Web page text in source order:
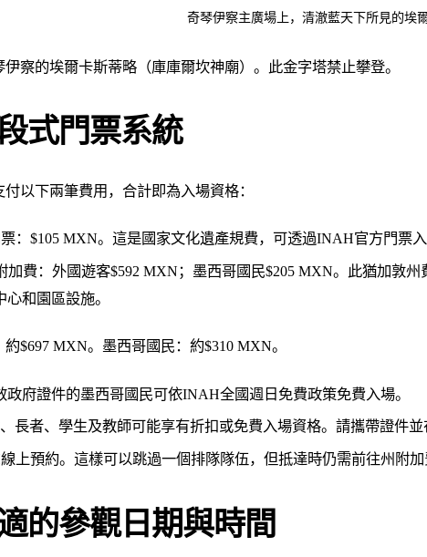
奇琴伊察主廣場上，清澈藍天下所見的埃
察的埃爾卡斯蒂略（庫庫爾坎神廟）。此金字塔禁止攀登。
式門票系統
以下兩筆費用，合計即為入場資格：
：$105 MXN。這是國家文化遺產規費，可透過INAH官方門票
加費：外國遊客$592 MXN；墨西哥國民$205 MXN。此猶加敦
和園區設施。
$697 MXN。墨西哥國民：約$310 MXN。
政府證件的墨西哥國民可依INAH全國週日免費政策免費入場。
長者、學生及教師可能享有折扣或免費入場資格。請攜帶證件並
上預約。這樣可以跳過一個排隊隊伍，但抵達時仍需前往州附加
的參觀日期與時間